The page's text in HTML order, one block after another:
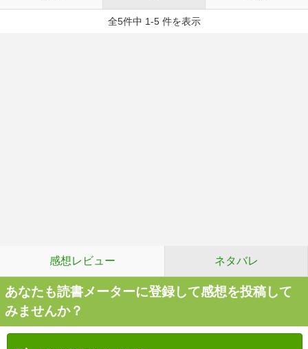
全5件中 1-5 件を表示
感想レビュー ネタバレ
あなたも読書メーターに登録して感想を投稿して
みませんか？